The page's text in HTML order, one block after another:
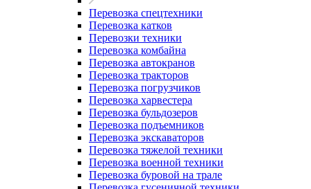
Перевозка спецтехники
Перевозка катков
Перевозки техники
Перевозка комбайна
Перевозка автокранов
Перевозка тракторов
Перевозка погрузчиков
Перевозка харвестера
Перевозка бульдозеров
Перевозка подъемников
Перевозка экскаваторов
Перевозка тяжелой техники
Перевозка военной техники
Перевозка буровой на трале